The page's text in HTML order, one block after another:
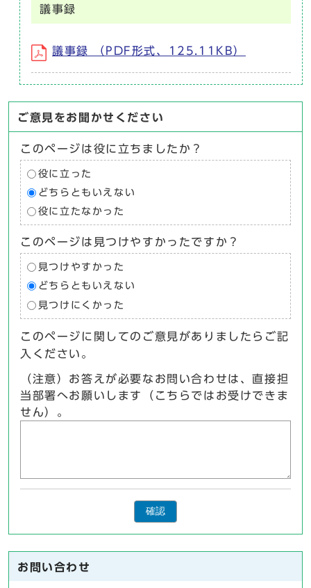
議事録
議事録 （PDF形式、125.11KB）
ご意見をお聞かせください
このページは役に立ちましたか？
役に立った
どちらともいえない
役に立たなかった
このページは見つけやすかったですか？
見つけやすかった
どちらともいえない
見つけにくかった
このページに関してのご意見がありましたらご記
入ください。
（注意）お答えが必要なお問い合わせは、直接担
当部署へお願いします（こちらではお受けできま
せん）。
確認
お問い合わせ